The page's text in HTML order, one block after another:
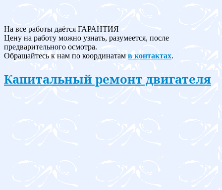
На все работы даётся ГАРАНТИЯ
Цену на работу можно узнать, разумеется, после
предварительного осмотра.
Обращайтесь к нам по координатам в контактах.
Капитальный ремонт двигателя